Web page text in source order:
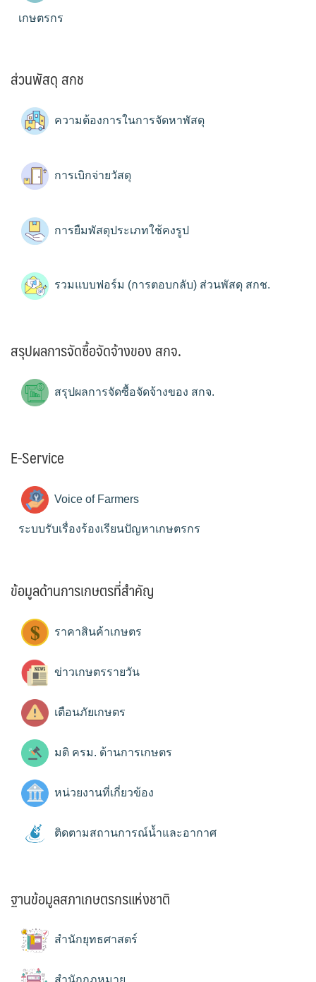
เกษตรกร
ส่วนพัสดุ สกช
ความต้องการในการจัดหาพัสดุ
การเบิกจ่ายวัสดุ
การยืมพัสดุประเภทใช้คงรูป
รวมแบบฟอร์ม (การตอบกลับ) ส่วนพัสดุ สกช.
สรุปผลการจัดซื้อจัดจ้างของ สกจ.
สรุปผลการจัดซื้อจัดจ้างของ สกจ.
E-Service
Voice of Farmers
ระบบรับเรื่องร้องเรียนปัญหาเกษตรกร
ข้อมูลด้านการเกษตรที่สำคัญ
ราคาสินค้าเกษตร
ข่าวเกษตรรายวัน
เตือนภัยเกษตร
มติ ครม. ด้านการเกษตร
หน่วยงานที่เกี่ยวข้อง
ติดตามสถานการณ์น้ำและอากาศ
ฐานข้อมูลสภาเกษตรกรแห่งชาติ
สำนักยุทธศาสตร์